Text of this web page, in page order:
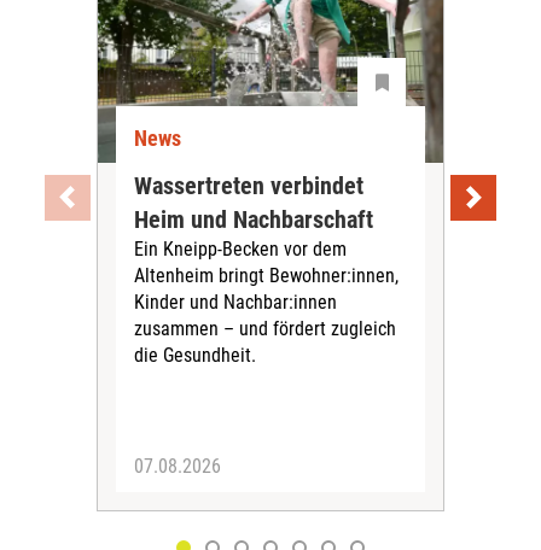
News
Wassertreten verbindet
Heim und Nachbarschaft
Ein Kneipp-Becken vor dem
Altenheim bringt Bewohner:innen,
Kinder und Nachbar:innen
zusammen – und fördert zugleich
die Gesundheit.
07.08.2026